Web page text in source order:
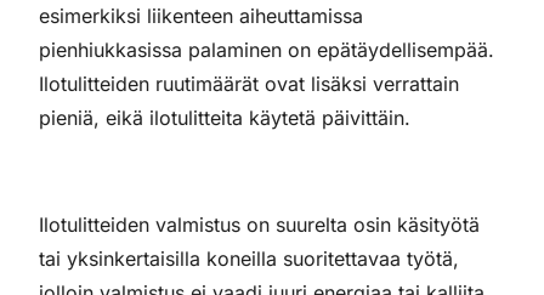
esimerkiksi liikenteen aiheuttamissa
pienhiukkasissa palaminen on epätäydellisempää.
Ilotulitteiden ruutimäärät ovat lisäksi verrattain
pieniä, eikä ilotulitteita käytetä päivittäin.
Ilotulitteiden valmistus on suurelta osin käsityötä
tai yksinkertaisilla koneilla suoritettavaa työtä,